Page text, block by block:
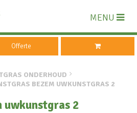
MENU
Offerte
ONDERHOUD
BEZEM UWKUNSTGRAS 2
uwkunstgras 2